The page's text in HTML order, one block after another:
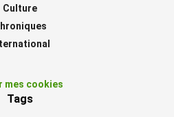
Culture
mes cookies
Tags